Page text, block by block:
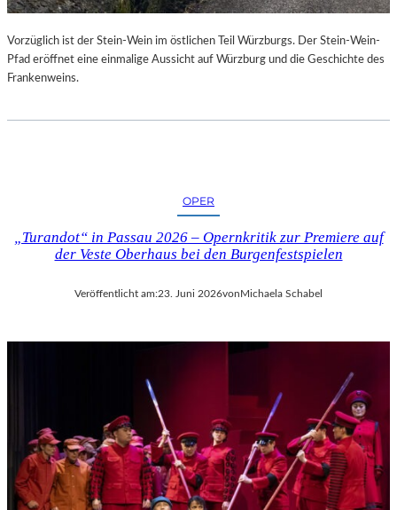
U
R
-
Vorzüglich ist der Stein-Wein im östlichen Teil Würzburgs. Der Stein-Wein-
Pfad eröffnet eine einmalige Aussicht auf Würzburg und die Geschichte des
Frankenweins.
OPER
„Turandot“ in Passau 2026 – Opernkritik zur Premiere auf
der Veste Oberhaus bei den Burgenfestspielen
Veröffentlicht am:23. Juni 2026vonMichaela Schabel